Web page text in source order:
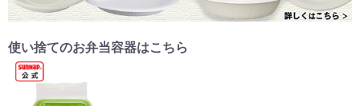
使い捨てのお弁当容器はこちら